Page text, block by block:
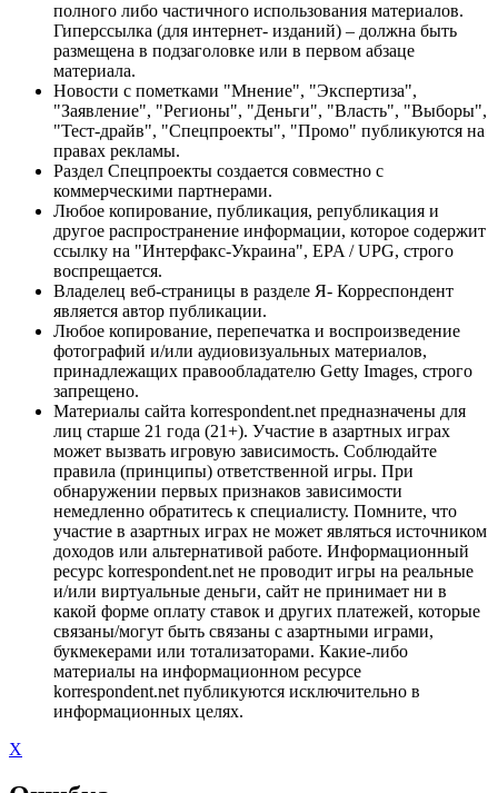
полного либо частичного использования материалов.
Гиперссылка (для интернет- изданий) – должна быть
размещена в подзаголовке или в первом абзаце
материала.
Новости с пометками "Мнение", "Экспертиза",
"Заявление", "Регионы", "Деньги", "Власть", "Выборы",
"Тест-драйв", "Спецпроекты", "Промо" публикуются на
правах рекламы.
Раздел Спецпроекты создается совместно с
коммерческими партнерами.
Любое копирование, публикация, републикация и
другое распространение информации, которое содержит
ссылку на "Интерфакс-Украина", EPA / UPG, строго
воспрещается.
Владелец веб-страницы в разделе Я- Корреспондент
является автор публикации.
Любое копирование, перепечатка и воспроизведение
фотографий и/или аудиовизуальных материалов,
принадлежащих правообладателю Getty Images, строго
запрещено.
Материалы сайта korrespondent.net предназначены для
лиц старше 21 года (21+). Участие в азартных играх
может вызвать игровую зависимость. Соблюдайте
правила (принципы) ответственной игры. При
обнаружении первых признаков зависимости
немедленно обратитесь к специалисту. Помните, что
участие в азартных играх не может являться источником
доходов или альтернативой работе. Информационный
ресурс korrespondent.net не проводит игры на реальные
и/или виртуальные деньги, сайт не принимает ни в
какой форме оплату ставок и других платежей, которые
связаны/могут быть связаны с азартными играми,
букмекерами или тотализаторами. Какие-либо
материалы на информационном ресурсе
korrespondent.net публикуются исключительно в
информационных целях.
X